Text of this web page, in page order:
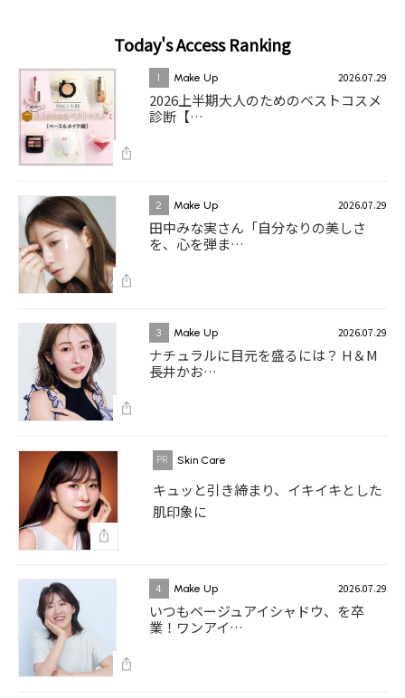
Today's Access Ranking
1 Make Up 2026.07.29
2026上半期大人のためのベストコスメ
診断【…
2 Make Up 2026.07.29
田中みな実さん「自分なりの美しさ
を、心を弾ま…
3 Make Up 2026.07.29
ナチュラルに目元を盛るには？ H＆M
長井かお…
Skin Care
キュッと引き締まり、イキイキとした
肌印象に
4 Make Up 2026.07.29
いつもベージュアイシャドウ、を卒
業！ワンアイ…